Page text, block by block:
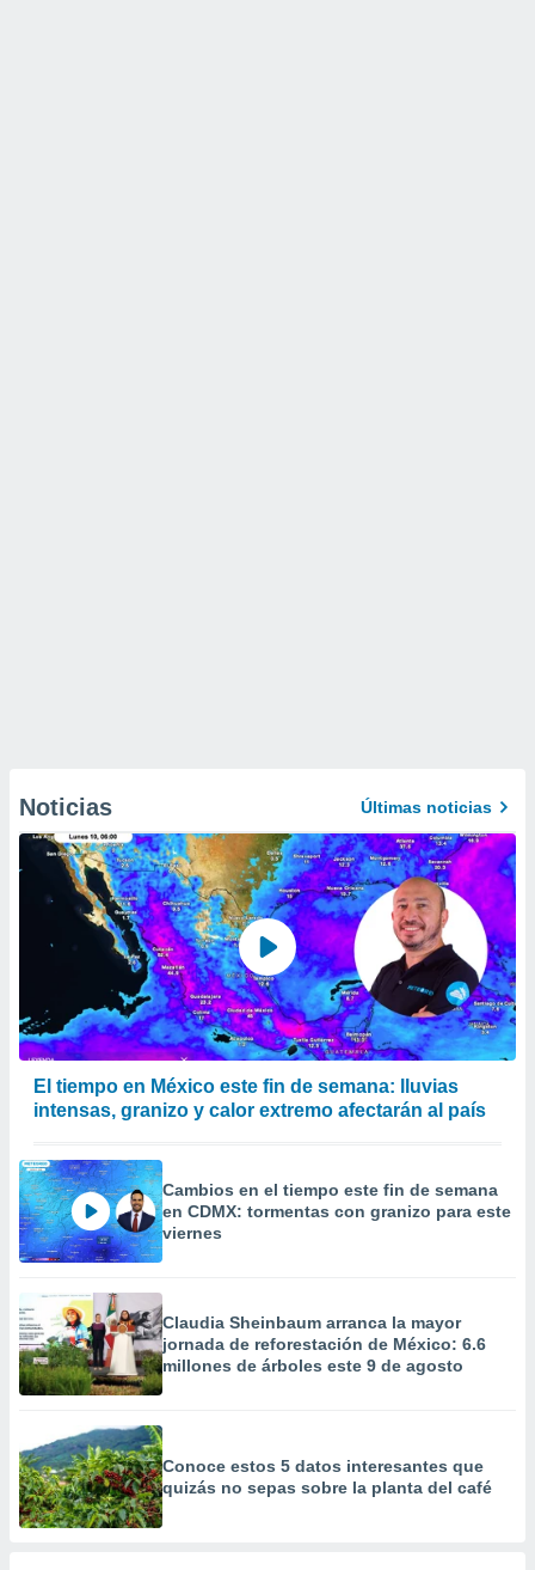
Noticias Últimas noticias
El tiempo en México este fin de semana: lluvias
intensas, granizo y calor extremo afectarán al país
Cambios en el tiempo este fin de semana
en CDMX: tormentas con granizo para este
viernes
Claudia Sheinbaum arranca la mayor
jornada de reforestación de México: 6.6
millones de árboles este 9 de agosto
Conoce estos 5 datos interesantes que
quizás no sepas sobre la planta del café